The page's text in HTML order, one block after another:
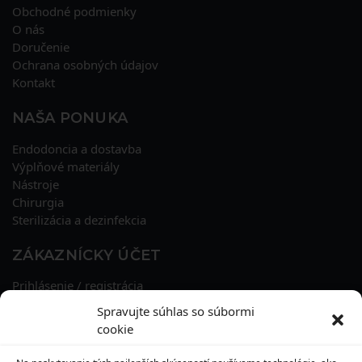
Spravujte súhlas so súbormi
cookie
Obchodné podmienky
O nás
Doručenie
Ochrana osobných údajov
Kontakt
NAŠA PONUKA
Endodoncia a dostavba
Výplňové materiály
Nástroje
Chirurgia
Sterilizácia a dezinfekcia
ZÁKAZNÍCKY ÚČET
Prihlásenie / registrácia
História objednávok